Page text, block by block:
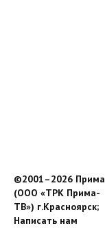
©2001–2026 Прима
(ООО «ТРК Прима-
ТВ») г.Красноярск;
Написать нам